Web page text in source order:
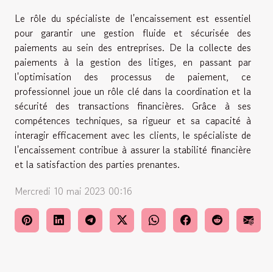
Le rôle du spécialiste de l'encaissement est essentiel
pour garantir une gestion fluide et sécurisée des
paiements au sein des entreprises. De la collecte des
paiements à la gestion des litiges, en passant par
l'optimisation des processus de paiement, ce
professionnel joue un rôle clé dans la coordination et la
sécurité des transactions financières. Grâce à ses
compétences techniques, sa rigueur et sa capacité à
interagir efficacement avec les clients, le spécialiste de
l'encaissement contribue à assurer la stabilité financière
et la satisfaction des parties prenantes.
Mercredi 10 mai 2023 00:16